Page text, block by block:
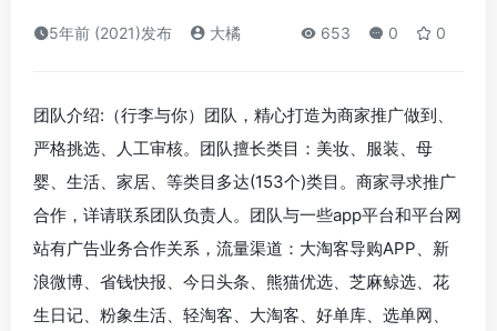
5年前 (2021)发布 大橘 653 0 0
团队介绍:（行李与你）团队，精心打造为商家推广做到、
严格挑选、人工审核。团队擅长类目：美妆、服装、母
婴、生活、家居、等类目多达(153个)类目。商家寻求推广
合作，详请联系团队负责人。团队与一些app平台和平台网
站有广告业务合作关系，流量渠道：大淘客导购APP、新
浪微博、省钱快报、今日头条、熊猫优选、芝麻鲸选、花
生日记、粉象生活、轻淘客、大淘客、好单库、选单网、